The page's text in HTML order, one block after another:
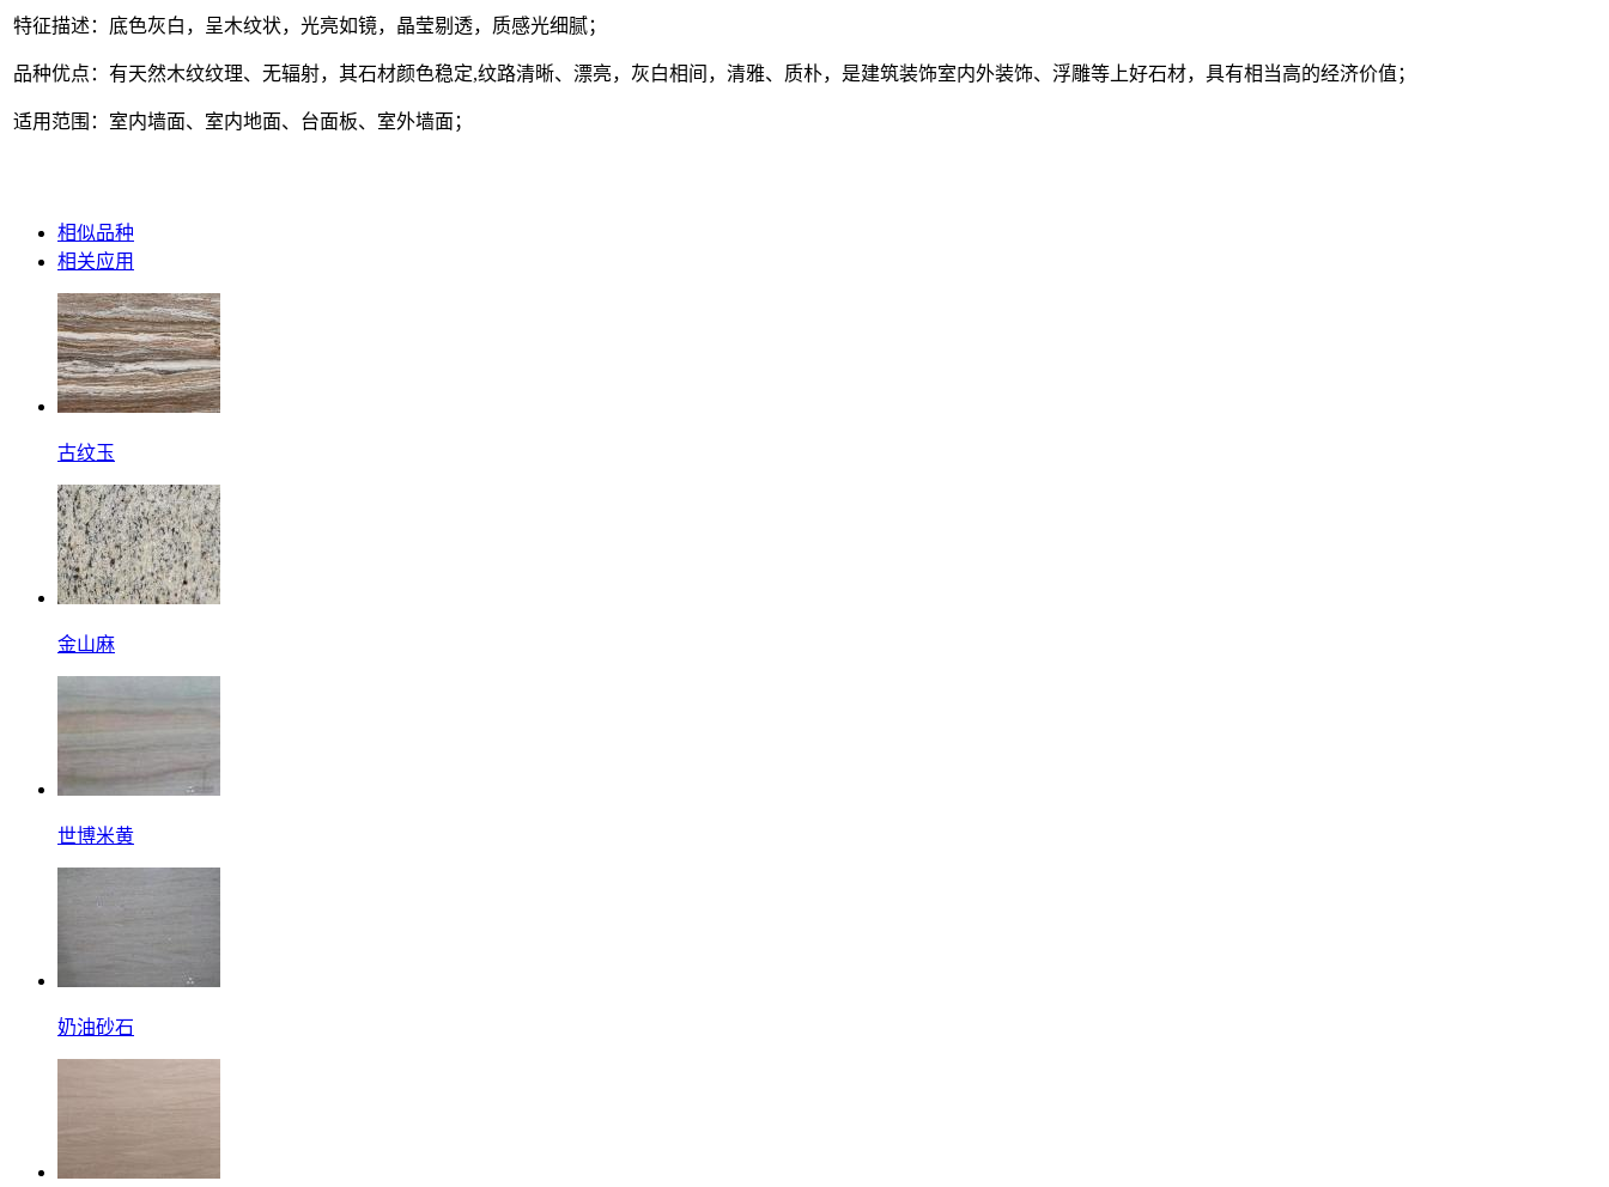
特征描述：底色灰白，呈木纹状，光亮如镜，晶莹剔透，质感光细腻；
品种优点：有天然木纹纹理、无辐射，其石材颜色稳定,纹路清晰、漂亮，灰白相间，清雅、质朴，是建筑装饰室内外装饰、浮雕等上好石材，具有相当高的经济价值；
适用范围：室内墙面、室内地面、台面板、室外墙面；
相似品种
相关应用
古纹玉
金山麻
世博米黄
奶油砂石